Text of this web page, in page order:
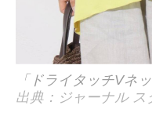
「ドライタッチVネ
出典：ジャーナル ス